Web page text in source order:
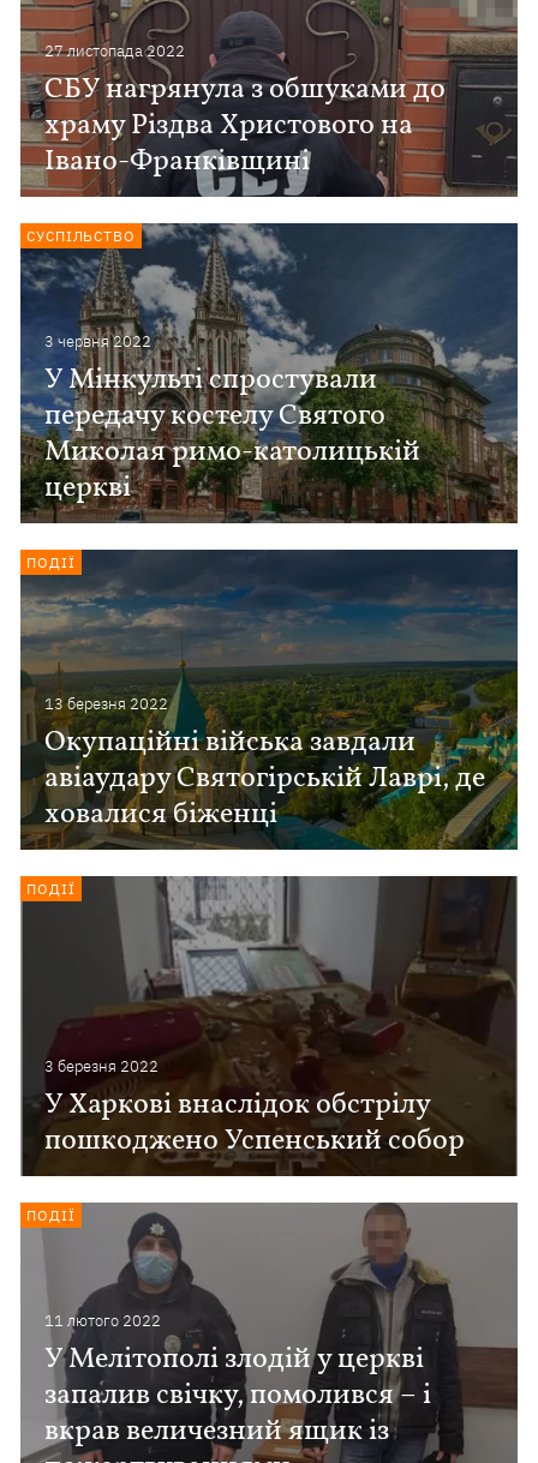
27 листопада 2022
СБУ нагрянула з обшуками до
храму Різдва Христового на
Івано-Франківщині
3 червня 2022
У Мінкульті спростували
передачу костелу Святого
Миколая римо-католицькій
церкві
СУСПІЛЬСТВО
13 березня 2022
Окупаційні війська завдали
авіаудару Святогірській Лаврі, де
ховалися біженці
ПОДІЇ
3 березня 2022
У Харкові внаслідок обстрілу
пошкоджено Успенський собор
ПОДІЇ
11 лютого 2022
У Мелітополі злодій у церкві
запалив свічку, помолився – і
вкрав величезний ящик із
ПОДІЇ